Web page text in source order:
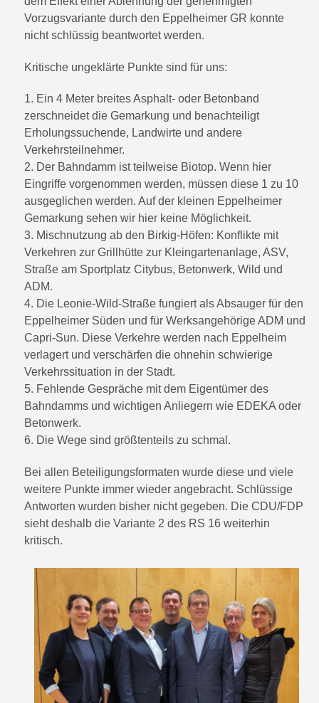
Vorzugsvariante durch den Eppelheimer GR konnte
nicht schlüssig beantwortet werden.
Kritische ungeklärte Punkte sind für uns:
1. Ein 4 Meter breites Asphalt- oder Betonband
zerschneidet die Gemarkung und benachteiligt
Erholungssuchende, Landwirte und andere
Verkehrsteilnehmer.
2. Der Bahndamm ist teilweise Biotop. Wenn hier
Eingriffe vorgenommen werden, müssen diese 1 zu 10
ausgeglichen werden. Auf der kleinen Eppelheimer
Gemarkung sehen wir hier keine Möglichkeit.
3. Mischnutzung ab den Birkig-Höfen: Konflikte mit
Verkehren zur Grillhütte zur Kleingartenanlage, ASV,
Straße am Sportplatz Citybus, Betonwerk, Wild und
ADM.
4. Die Leonie-Wild-Straße fungiert als Absauger für den
Eppelheimer Süden und für Werksangehörige ADM und
Capri-Sun. Diese Verkehre werden nach Eppelheim
verlagert und verschärfen die ohnehin schwierige
Verkehrssituation in der Stadt.
5. Fehlende Gespräche mit dem Eigentümer des
Bahndamms und wichtigen Anliegern wie EDEKA oder
Betonwerk.
6. Die Wege sind größtenteils zu schmal.
Bei allen Beteiligungsformaten wurde diese und viele
weitere Punkte immer wieder angebracht. Schlüssige
Antworten wurden bisher nicht gegeben. Die CDU/FDP
sieht deshalb die Variante 2 des RS 16 weiterhin
kritisch.